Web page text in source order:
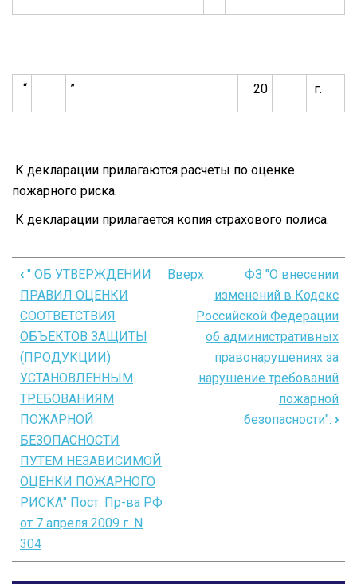
“ ” 20 г.
К декларации прилагаются расчеты по оценке
пожарного риска.
К декларации прилагается копия страхового полиса.
Перекрёстные
ссылки
книги
для
ПРИКАЗ
МЧС,
от
24
февраля
2009
г.
N
‹ " ОБ УТВЕРЖДЕНИИ
ПРАВИЛ ОЦЕНКИ
СООТВЕТСТВИЯ
ОБЪЕКТОВ ЗАЩИТЫ
(ПРОДУКЦИИ)
УСТАНОВЛЕННЫМ
ТРЕБОВАНИЯМ
ПОЖАРНОЙ
БЕЗОПАСНОСТИ
ПУТЕМ НЕЗАВИСИМОЙ
ОЦЕНКИ ПОЖАРНОГО
РИСКА" Пост. Пр-ва РФ
от 7 апреля 2009 г. N
304
Вверх
ФЗ "О внесении
изменений в Кодекс
Российской Федерации
об административных
правонарушениях за
нарушение требований
пожарной
безопасности". ›